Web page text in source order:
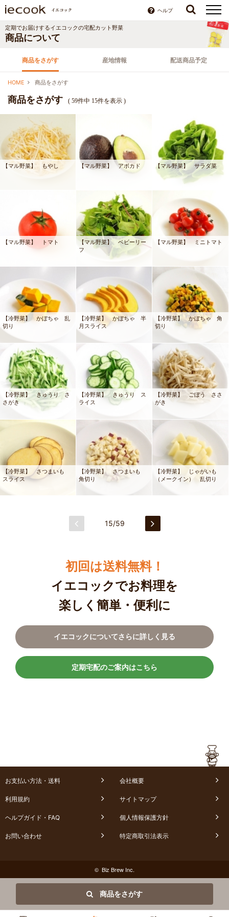
ヘルプ
商品をさがす 産地情報 配送商品予定
商品をさがす
定期でお届けするイエコックの宅配カット野菜
商品について
HOME 商品をさがす
商品をさがす ( 59件中 15件を表示 )
【マル野菜】 もやし 【マル野菜】 アボカド 【マル野菜】 サラダ菜
【マル野菜】 トマト
【マル野菜】 ベビーリー
フ
【マル野菜】 ミニトマト
【冷野菜】 かぼちゃ 乱
切り
【冷野菜】 かぼちゃ 半
月スライス
【冷野菜】 かぼちゃ 角
切り
【冷野菜】 きゅうり さ
さがき
【冷野菜】 きゅうり ス
ライス
【冷野菜】 ごぼう ささ
がき
【冷野菜】 さつまいも
スライス
【冷野菜】 さつまいも
角切り
【冷野菜】 じゃがいも
（メークイン） 乱切り
15/59
初回は送料無料！
イエコックでお料理を
楽しく簡単・便利に
イエコックについてさらに詳しく見る
定期宅配のご案内はこちら
お支払い方法・送料 会社概要
利用規約 サイトマップ
ヘルプガイド・FAQ 個人情報保護方針
お問い合わせ 特定商取引法表示
© Biz Brew Inc.